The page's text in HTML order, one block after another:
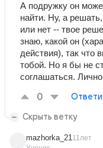
А подружку он
найти. Ну, а
или нет -- твое
знаю, какой он
действия), так что
тобой. Но я бы не
соглашаться.
0
Скрыть ветку
mazhorka_2111лет